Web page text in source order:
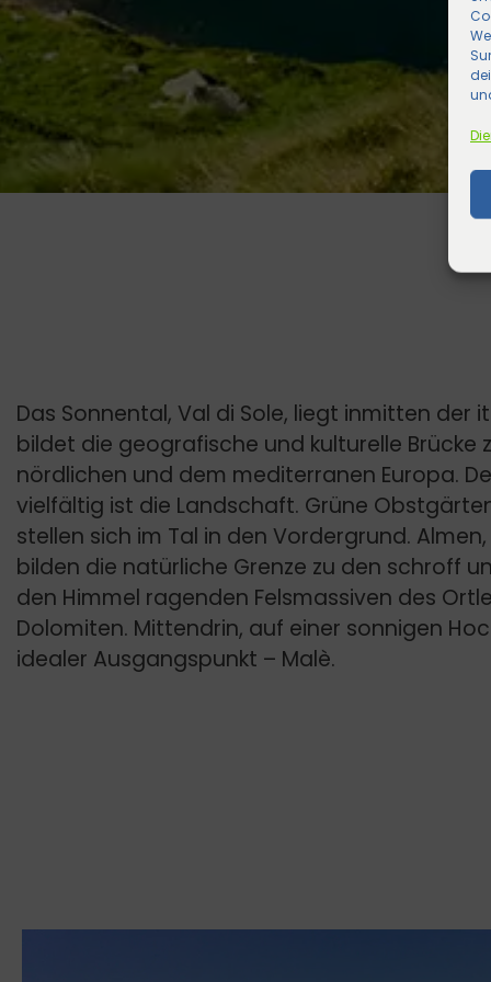
Das Sonnental, Val di Sole, liegt inmitten der
bildet die geografische und kulturelle Brücke
nördlichen und dem mediterranen Europa.
vielfältig ist die Landschaft. Grüne
stellen sich im Tal in den Vordergrund.
bilden die natürliche Grenze zu den schroff
den Himmel ragenden Felsmassiven des
Dolomiten. Mittendrin, auf einer sonnigen
idealer Ausgangspunkt – Malè.